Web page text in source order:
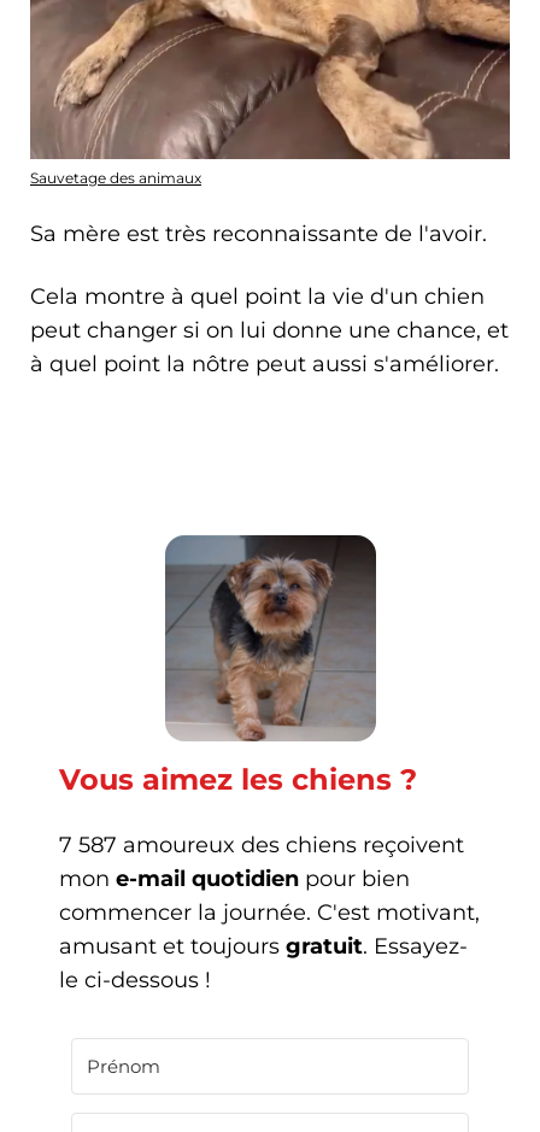
Sauvetage des animaux
Sa mère est très reconnaissante de l'avoir.
Cela montre à quel point la vie d'un chien
peut changer si on lui donne une chance, et
à quel point la nôtre peut aussi s'améliorer.
Vous aimez les chiens ?
7 587 amoureux des chiens reçoivent
mon e-mail quotidien pour bien
commencer la journée. C'est motivant,
amusant et toujours gratuit. Essayez-
le ci-dessous !